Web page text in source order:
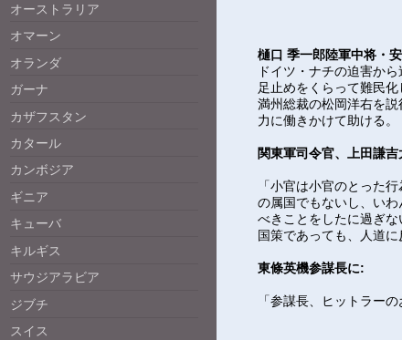
樋口 季一郎陸軍中将・
ドイツ・ナチの迫害か
足止めをくらって難民
満州総裁の松岡洋右を
力に働きかけて助ける。
関東軍司令官、上田謙吉
「小官は小官のとった
の属国でもないし、い
べきことをしたに過ぎ
国策であっても、人道
東條英機参謀長に:
「参謀長、ヒットラー
オーストラリア
オマーン
オランダ
ガーナ
カザフスタン
カタール
カンボジア
ギニア
キューバ
キルギス
サウジアラビア
ジブチ
スイス